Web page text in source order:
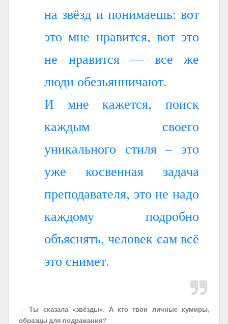
на звёзд и понимаешь: вот
это мне нравится, вот это
не нравится — все же
люди обезьянничают.
И мне кажется, поиск
каждым своего
уникального стиля – это
уже косвенная задача
преподавателя, это не надо
каждому подробно
объяснять, человек сам всё
это снимет.
— Ты сказала «звёзды». А кто твои личные кумиры,
образцы для подражания?